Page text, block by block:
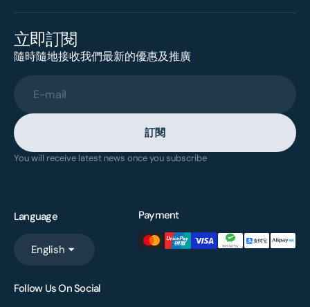
立即訂閱
隨時隨地接收我們最新的優惠及推廣
E-mail
訂閱
You will receive latest news once you subscribe
Language
English
Payment
Follow Us On Social